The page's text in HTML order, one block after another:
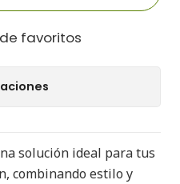
favoritos
solución ideal para tus
combinando estilo y